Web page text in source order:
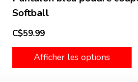
Softball
C$59.99
Afficher les options